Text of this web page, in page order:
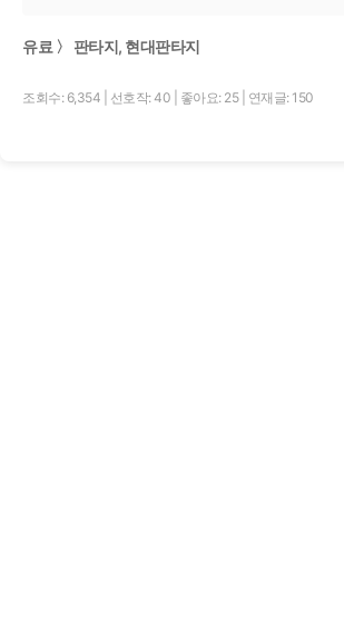
유료 〉 판타지, 현대판타지
조회수: 6,354 선호작: 40 좋아요: 25 연재글: 150